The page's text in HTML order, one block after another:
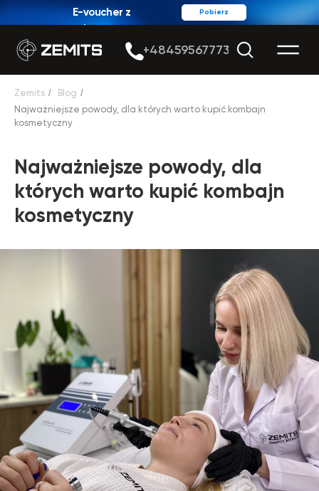
Pobierz
E-voucher z
rabatem
Zemits / Blog /
Najważniejsze powody, dla których warto kupić kombajn
kosmetyczny
Najważniejsze powody, dla
których warto kupić kombajn
kosmetyczny